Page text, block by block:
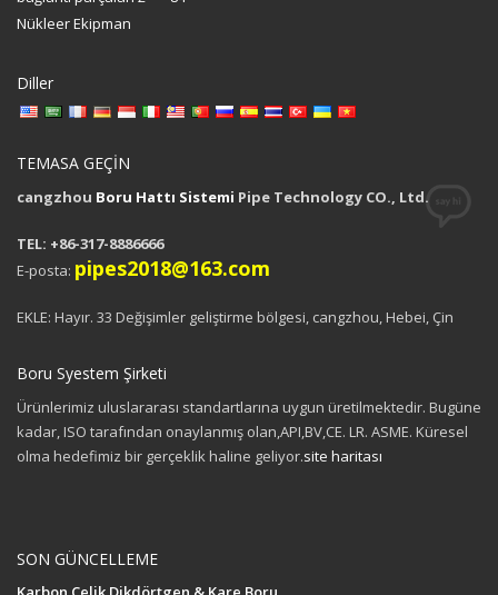
Nükleer Ekipman
Diller
TEMASA GEÇİN
cangzhou Boru Hattı Sistemi Pipe Technology CO., Ltd.
TEL: +86-317-8886666
E-posta: pipes2018@163.com
EKLE: Hayır. 33 Değişimler geliştirme bölgesi, cangzhou, Hebei, Çin
Boru Syestem Şirketi
Ürünlerimiz uluslararası standartlarına uygun üretilmektedir. Bugüne
kadar, ISO tarafından onaylanmış olan,API,BV,CE. LR. ASME. Küresel
olma hedefimiz bir gerçeklik haline geliyor.site haritası
SON GÜNCELLEME